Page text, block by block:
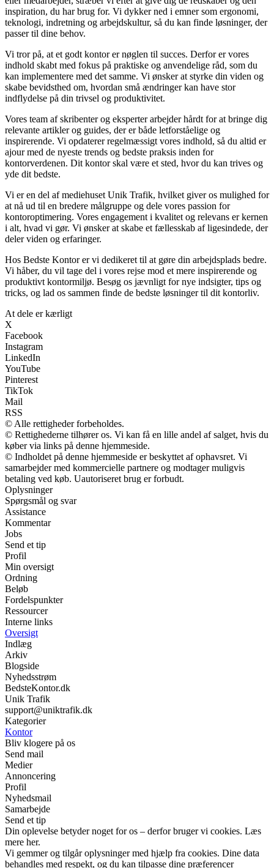
inspiration, du har brug for. Vi dykker ned i emner som ergonomi,
teknologi, indretning og arbejdskultur, så du kan finde løsninger, der
passer til dine behov.
Vi tror på, at et godt kontor er nøglen til succes. Derfor er vores
indhold skabt med fokus på praktiske og anvendelige råd, som du
kan implementere med det samme. Vi ønsker at styrke din viden og
skabe bevidsthed om, hvordan små ændringer kan have stor
indflydelse på din trivsel og produktivitet.
Vores team af skribenter og eksperter arbejder hårdt for at bringe dig
relevante artikler og guides, der er både letforståelige og
inspirerende. Vi opdaterer regelmæssigt vores indhold, så du altid er
ajour med de nyeste trends og bedste praksis inden for
kontorverdenen. Dit kontor skal være et sted, hvor du kan trives og
yde dit bedste.
Vi er en del af mediehuset Unik Trafik, hvilket giver os mulighed for
at nå ud til en bredere målgruppe og dele vores passion for
kontoroptimering. Vores engagement i kvalitet og relevans er kernen
i alt, hvad vi gør. Vi ønsker at skabe et fællesskab af ligesindede, der
deler viden og erfaringer.
Hos Bedste Kontor er vi dedikeret til at gøre din arbejdsplads bedre.
Vi håber, du vil tage del i vores rejse mod et mere inspirerende og
produktivt kontormiljø. Besøg os jævnligt for nye indsigter, tips og
tricks, og lad os sammen finde de bedste løsninger til dit kontorliv.
At dele er kærligt
X
Facebook
Instagram
LinkedIn
YouTube
Pinterest
TikTok
Mail
RSS
© Alle rettigheder forbeholdes.
© Rettighederne tilhører os. Vi kan få en lille andel af salget, hvis du
køber via links på denne hjemmeside.
© Indholdet på denne hjemmeside er beskyttet af ophavsret. Vi
samarbejder med kommercielle partnere og modtager muligvis
betaling ved køb. Uautoriseret brug er forbudt.
Oplysninger
Spørgsmål og svar
Assistance
Kommentar
Jobs
Send et tip
Profil
Min oversigt
Ordning
Beløb
Fordelspunkter
Ressourcer
Interne links
Oversigt
Indlæg
Arkiv
Blogside
Nyhedsstrøm
BedsteKontor.dk
Unik Trafik
support@uniktrafik.dk
Kategorier
Kontor
Bliv klogere på os
Send mail
Medier
Annoncering
Profil
Nyhedsmail
Samarbejde
Send et tip
Din oplevelse betyder noget for os – derfor bruger vi cookies. Læs
mere her.
Vi gemmer og tilgår oplysninger med hjælp fra cookies. Dine data
behandles med respekt, og du kan tilpasse dine præferencer